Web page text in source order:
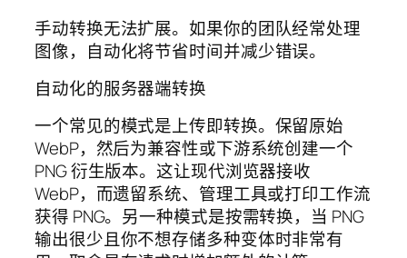
手动转换无法扩展。如果你的团队经常处理
图像，自动化将节省时间并减少错误。
自动化的服务器端转换
一个常见的模式是上传即转换。保留原始
WebP，然后为兼容性或下游系统创建一个
PNG 衍生版本。这让现代浏览器接收
WebP，而遗留系统、管理工具或打印工作流
获得 PNG。另一种模式是按需转换，当 PNG
输出很少且你不想存储多种变体时非常有